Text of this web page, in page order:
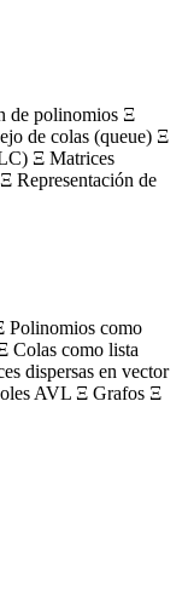
de polinomios Ξ
de colas (queue) Ξ
Ξ Matrices
Representación de
Polinomios como
Colas como lista
dispersas en vector
AVL Ξ Grafos Ξ